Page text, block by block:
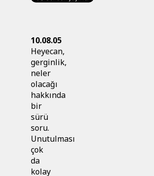
10.08.05
Heyecan,
gerginlik,
neler
olacağı
hakkında
bir
sürü
soru.
Unutulması
çok
da
kolay